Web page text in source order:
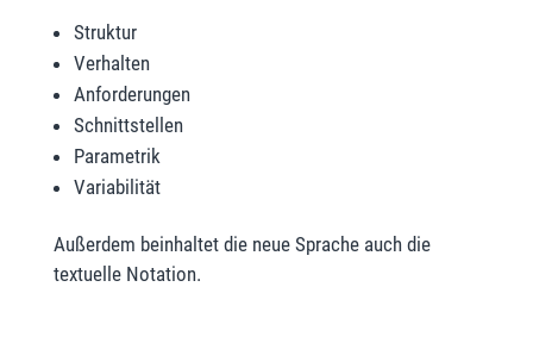
Struktur
Verhalten
Anforderungen
Schnittstellen
Parametrik
Variabilität
Außerdem beinhaltet die neue Sprache auch die
textuelle Notation.